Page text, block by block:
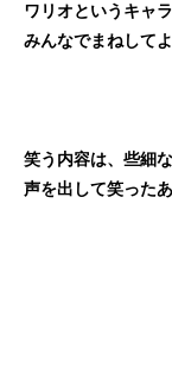
ワリオというキャ
みんなでまねして
笑う内容は、些細
声を出して笑った